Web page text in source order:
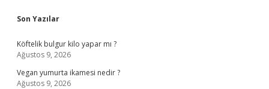
Sidebar
Son Yazılar
Köftelik bulgur kilo yapar mı ?
Ağustos 9, 2026
Vegan yumurta ikamesi nedir ?
Ağustos 9, 2026